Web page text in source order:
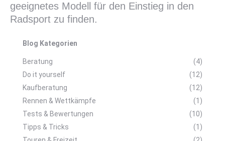
geeignetes Modell für den Einstieg in den
Radsport zu finden.
Blog Kategorien
Beratung
(4)
Do it yourself
(12)
Kaufberatung
(12)
Rennen & Wettkämpfe
(1)
Tests & Bewertungen
(10)
Tipps & Tricks
(1)